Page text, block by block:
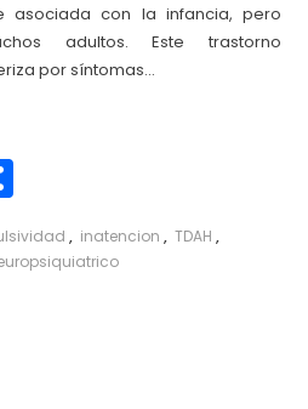
asociada con la infancia, pero
adultos. Este trastorno
por síntomas…
Compartir
, inatencion , TDAH ,